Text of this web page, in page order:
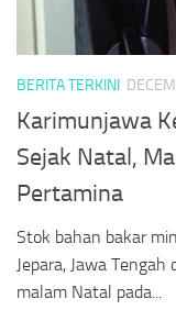
BERITA TERKINI
Karimunjawa
Sejak Natal,
Pertamina
Stok bahan bakar
Jepara, Jawa
malam Natal pada...